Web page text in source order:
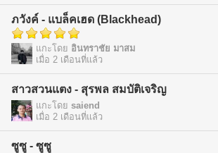
ภวังค์ - แบล็คเฮด (Blackhead)
แกะโดย อินทราชัย มาสม
เมื่อ 2 เดือนที่แล้ว
สาวสวนแตง - สุรพล สมบัติเจริญ
แกะโดย saiend
เมื่อ 2 เดือนที่แล้ว
ซูซู - ซูซู